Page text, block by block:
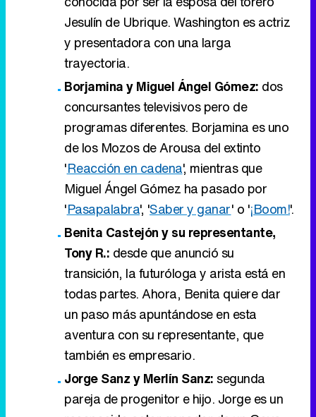
concursantes televisivos pero de
programas diferentes. Borjamina es uno
de los Mozos de Arousa del extinto
'Reacción en cadena
Miguel Ángel Gómez ha pasado por
'Pasapalabra', 'Saber y ganar ' o '
Benita Castejón y su representante,
Tony R.:desde que anunció su
transición, la futuróloga y arista está en
todas partes. Ahora, Benita quiere dar
un paso más apuntándose en esta
aventura con su representante, que
también es empresario.
Jorge Sanz y Merlín Sanz:segunda
pareja de progenitor e hijo. Jorge es un
reconocido actor ganador de un Goya,
mientras que su hijo Merlin quiere
hacerse un hueco en la interpretación y
superar sus dificultades personales, pues
nació con fibrosis quística.